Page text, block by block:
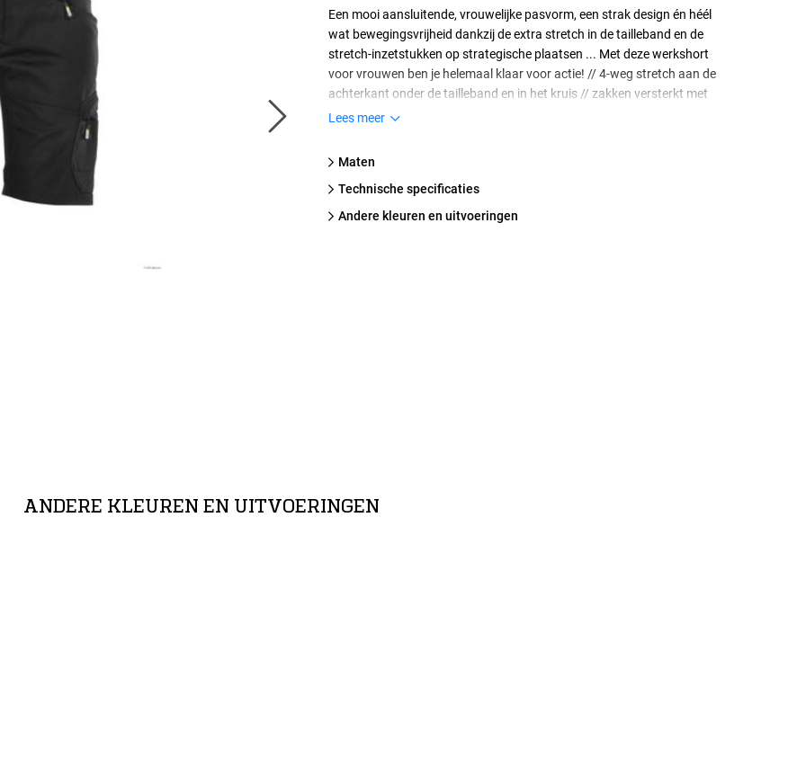
Een mooi aansluitende, vrouwelijke pasvorm, een strak design én héél
wat bewegingsvrijheid dankzij de extra stretch in de tailleband en de
stretch-inzetstukken op strategische plaatsen ... Met deze werkshort
voor vrouwen ben je helemaal klaar voor actie! // 4-weg stretch aan de
achterkant onder de tailleband en in het kruis // zakken versterkt met
Cordura // 2 steekzakken // open achterzak // achterzak met
taillehoogte // drienaaldstiksel // stiksels in contrastkleur // verborgen
jeansknoop en rits // hoofdstof: mechanische stretch // getest op
Lees meer
Maten
technische specificaties
Andere kleuren en uitvoeringen
ANDERE KLEUREN EN UITVOERINGEN